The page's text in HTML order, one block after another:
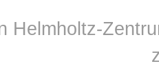
Helmholtz-